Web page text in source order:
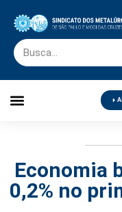
Economia
0,2% no